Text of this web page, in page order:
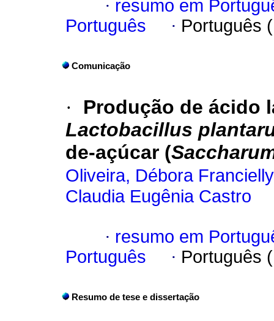
· resumo em
Português
· Português
Comunicação
·
Produção de ácido
Lactobacillus
de-açúcar (
Oliveira, Débora
Claudia Eugênia Castro
· resumo em
Português
· Português
Resumo de tese e dissertação